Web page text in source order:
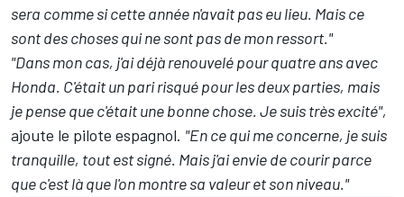
sera comme si cette année n'avait pas eu lieu. Mais ce
sont des choses qui ne sont pas de mon ressort."
"Dans mon cas, j'ai déjà renouvelé pour quatre ans avec
Honda. C'était un pari risqué pour les deux parties, mais
je pense que c'était une bonne chose. Je suis très excité",
ajoute le pilote espagnol. "En ce qui me concerne, je suis
tranquille, tout est signé. Mais j'ai envie de courir parce
que c'est là que l'on montre sa valeur et son niveau."